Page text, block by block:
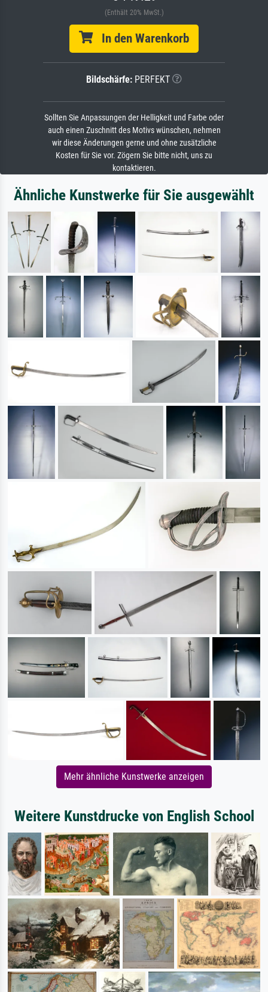
(Enthält 20% MwSt.)
In den Warenkorb
Bildschärfe: PERFEKT
Sollten Sie Anpassungen der Helligkeit und Farbe oder
auch einen Zuschnitt des Motivs wünschen, nehmen
wir diese Änderungen gerne und ohne zusätzliche
Kosten für Sie vor. Zögern Sie bitte nicht, uns zu
kontaktieren.
Ähnliche Kunstwerke für Sie ausgewählt
Mehr ähnliche Kunstwerke anzeigen
Weitere Kunstdrucke von English School